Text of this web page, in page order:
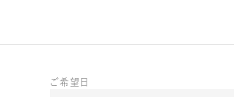
ご希望日